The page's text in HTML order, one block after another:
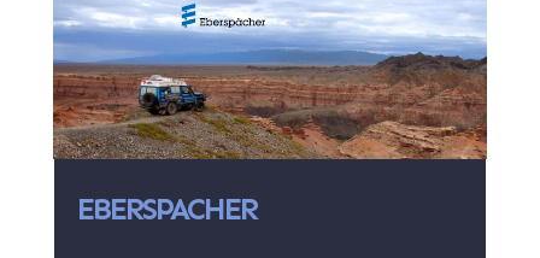
EBERSPACHER